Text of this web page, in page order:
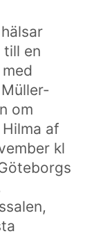
till en
om
af
kl